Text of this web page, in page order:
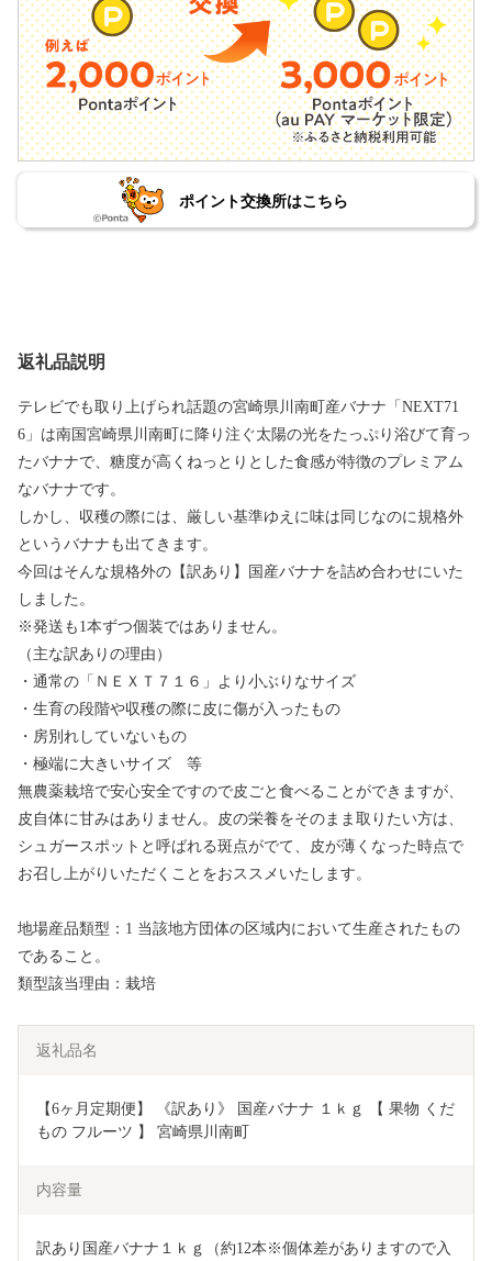
ポイント交換所はこちら
返礼品説明
テレビでも取り上げられ話題の宮崎県川南町産バナナ「NEXT71
6」は南国宮崎県川南町に降り注ぐ太陽の光をたっぷり浴びて育っ
たバナナで、糖度が高くねっとりとした食感が特徴のプレミアム
なバナナです。
しかし、収穫の際には、厳しい基準ゆえに味は同じなのに規格外
というバナナも出てきます。
今回はそんな規格外の【訳あり】国産バナナを詰め合わせにいた
しました。
※発送も1本ずつ個装ではありません。
（主な訳ありの理由）
・通常の「ＮＥＸＴ７１６」より小ぶりなサイズ
・生育の段階や収穫の際に皮に傷が入ったもの
・房別れしていないもの
・極端に大きいサイズ 等
無農薬栽培で安心安全ですので皮ごと食べることができますが、
皮自体に甘みはありません。皮の栄養をそのまま取りたい方は、
シュガースポットと呼ばれる斑点がでて、皮が薄くなった時点で
お召し上がりいただくことをおススメいたします。
地場産品類型：1 当該地方団体の区域内において生産されたもの
であること。
類型該当理由：栽培
返礼品名
【6ヶ月定期便】 《訳あり》 国産バナナ １ｋｇ 【 果物 くだ
もの フルーツ 】 宮崎県川南町
内容量
訳あり国産バナナ１ｋｇ（約12本※個体差がありますので入